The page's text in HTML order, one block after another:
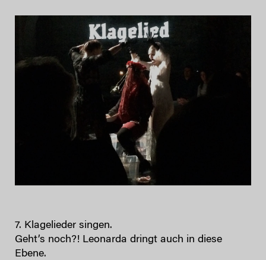
7. Klagelieder singen.
Geht’s noch?! Leonarda dringt auch in diese
Ebene.